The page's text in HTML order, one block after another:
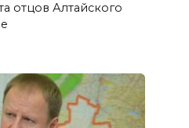
отцов Алтайского